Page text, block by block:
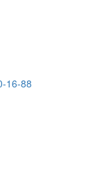
16-88